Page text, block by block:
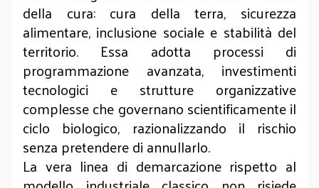
della cura: cura della terra, sicurezza
alimentare, inclusione sociale e stabilità del
territorio. Essa adotta processi di
programmazione avanzata, investimenti
tecnologici e strutture organizzative
complesse che governano scientificamente il
ciclo biologico, razionalizzando il rischio
senza pretendere di annullarlo.
La vera linea di demarcazione rispetto al